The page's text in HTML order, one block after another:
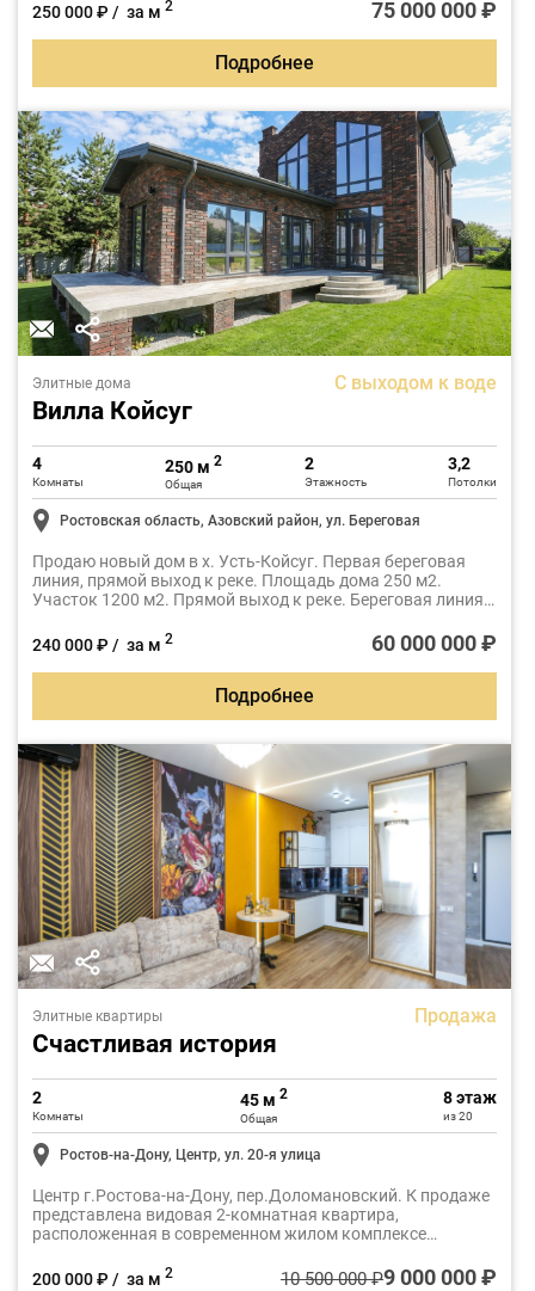
гараж 36 м2. Год постpoйки 2023, архитектурно решён в
два уровня.
250 000 ₽ / за м 2 75 000 000 ₽
Подробнее
Элитные дома С выходом к воде
Вилла Койсуг
4
Комнаты
250 м2
Общая
2
Этажность
3,2
Потолки
Ростовская область, Азовский район, ул. Береговая
Продаю новый дом в х. Усть-Койсуг. Первая береговая
линия, прямой выход к реке. Площадь дома 250 м2.
Участок 1200 м2. Прямой выход к реке. Береговая линия
240 000 ₽ / за м 2 60 000 000 ₽
Подробнее
Элитные квартиры Продажа
Счастливая история
2
Комнаты
45 м 2
Общая
8 этаж
из 20
Ростов-на-Дону, Центр, ул. 20-я улица
Центр г.Ростова-на-Дону, пер.Доломановский. К продаже
представлена видовая 2-комнатная квартира,
расположенная в современном жилом комплексе
200 000 ₽ / за м 2 10 500 000 ₽9 000 000 ₽